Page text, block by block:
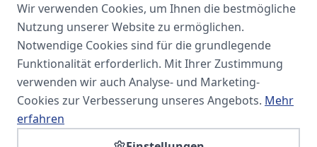
SOMA
Unternehmensgruppe
Spezialisiert auf Fach- und
Führungskräfte in der
Wir verwenden Cookies, um Ihnen die bestmögliche
Nutzung unserer Website zu ermöglichen.
Notwendige Cookies sind für die grundlegende
Funktionalität erforderlich. Mit Ihrer Zustimmung
verwenden wir auch Analyse- und Marketing-
Cookies zur Verbesserung unseres Angebots. Mehr
erfahren